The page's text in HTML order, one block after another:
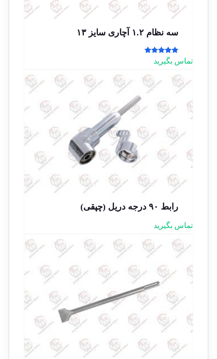
سه نظام ۱.۲ آچاری سایز ۱۳
امتیاز
5.00
تماس بگیرید
رابط ۹۰ درجه دریل (چپقی)
تماس بگیرید